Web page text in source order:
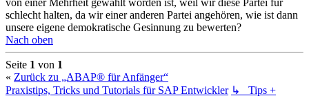
schlecht halten, da wir einer anderen Partei angehören, wie ist dann
unsere eigene demokratische Gesinnung zu bewerten?
Nach oben
Seite 1 von 1
« Zurück zu „ABAP® für Anfänger“
Praxistips, Tricks und Tutorials für SAP Entwickler ↳ Tips +